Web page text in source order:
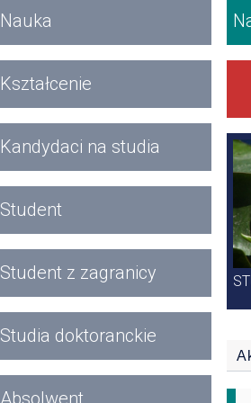
Nauka
Kształcenie
Kandydaci na studia
Student
Student z zagranicy
Studia doktoranckie
Absolwent